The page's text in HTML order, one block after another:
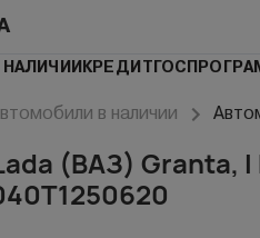
НАЛИЧИИ КРЕДИТ
в наличии
(ВАЗ) Granta, I